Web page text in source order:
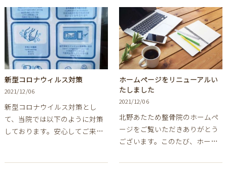
新型コロナウィルス対策
2021/12/06
新型コロナウイルス対策とし
て、当院では以下のように対策
しております。安心してご来院
ホームページをリニューアルい
たしました
2021/12/06
北野あたため整骨院のホームペ
ージをご覧いただきありがとう
ございます。このたび、ホーム
ご利用いただけるように、リニ